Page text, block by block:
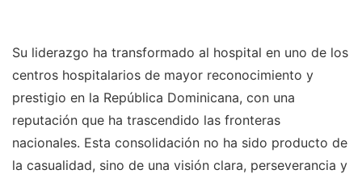
Su liderazgo ha transformado al hospital en uno de los
centros hospitalarios de mayor reconocimiento y
prestigio en la República Dominicana, con una
reputación que ha trascendido las fronteras
nacionales. Esta consolidación no ha sido producto de
la casualidad, sino de una visión clara, perseverancia y